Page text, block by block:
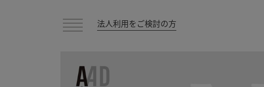
法人利用をご検討の方